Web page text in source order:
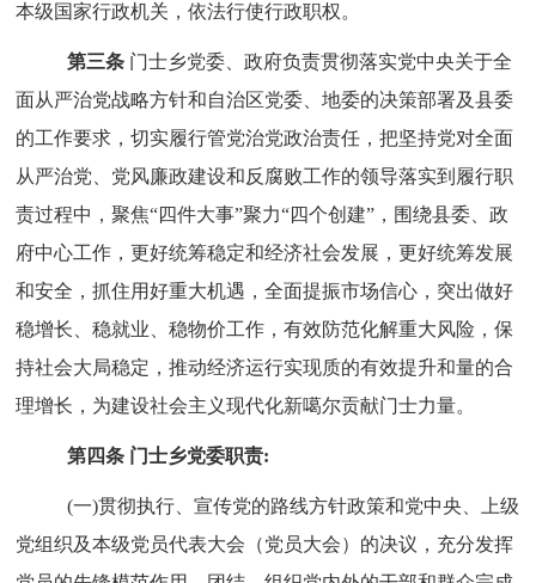
本级国家行政机关，依法行使行政职权。
第三条 门士乡党委、政府负责贯彻落实党中央关于全
面从严治党战略方针和自治区党委、地委的决策部署及县委
的工作要求，切实履行管党治党政治责任，把坚持党对全面
从严治党、党风廉政建设和反腐败工作的领导落实到履行职
责过程中，聚焦“四件大事”聚力“四个创建”，围绕县委、政
府中心工作，更好统筹稳定和经济社会发展，更好统筹发展
和安全，抓住用好重大机遇，全面提振市场信心，突出做好
稳增长、稳就业、稳物价工作，有效防范化解重大风险，保
持社会大局稳定，推动经济运行实现质的有效提升和量的合
理增长，为建设社会主义现代化新噶尔贡献门士力量。
第四条 门士乡党委职责:
(一)贯彻执行、宣传党的路线方针政策和党中央、上级
党组织及本级党员代表大会（党员大会）的决议，充分发挥